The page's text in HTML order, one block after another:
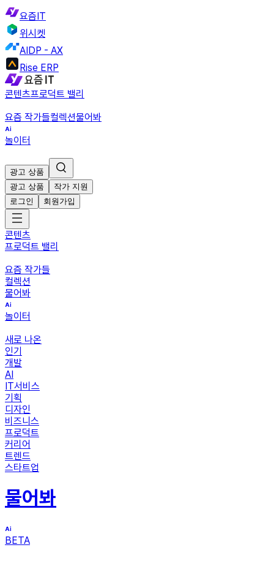
요즘IT
위시켓
AIDP - AX
Rise ERP
콘텐츠프로덕트 밸리
요즘 작가들컬렉션물어봐
놀이터
광고 상품
광고 상품
작가 지원
로그인
회원가입
콘텐츠
프로덕트 밸리
요즘 작가들
컬렉션
물어봐
놀이터
새로 나온
인기
개발
AI
IT서비스
기획
디자인
비즈니스
프로덕트
커리어
트렌드
스타트업
물어봐
BETA